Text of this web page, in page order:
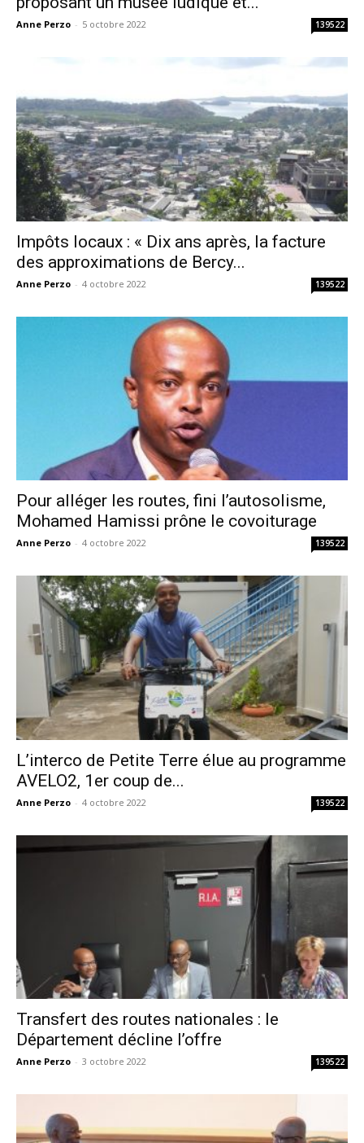
Anne Perzo - 5 octobre 2022 139522
Impôts locaux : « Dix ans après, la facture
des approximations de Bercy...
Anne Perzo - 4 octobre 2022 139522
Pour alléger les routes, fini l’autosolisme,
Mohamed Hamissi prône le covoiturage
Anne Perzo - 4 octobre 2022 139522
L’interco de Petite Terre élue au programme
AVELO2, 1er coup de...
Anne Perzo - 4 octobre 2022 139522
Transfert des routes nationales : le
Département décline l’offre
Anne Perzo - 3 octobre 2022 139522